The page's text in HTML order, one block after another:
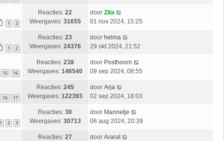
1 2
Reacties: 22
Weergaves: 31655
door Zita
01 nov 2024, 15:25
1 2
Reacties: 23
Weergaves: 24376
door helma
29 okt 2024, 21:52
15 16
Reacties: 238
Weergaves: 146540
door Posthoorn
09 sep 2024, 08:55
16 17
Reacties: 245
Weergaves: 122393
door Arja
02 sep 2024, 18:03
1 2 3
Reacties: 30
Weergaves: 30713
door Mannetje
06 aug 2024, 20:39
Reacties: 27
door Ararat